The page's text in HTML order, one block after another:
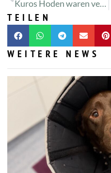
Kuros Hoden waren versteckt
TEILEN
WEITERE NEWS